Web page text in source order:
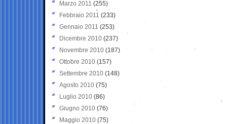
Marzo 2011 (255)
Febbraio 2011 (233)
Gennaio 2011 (253)
Dicembre 2010 (237)
Novembre 2010 (187)
Ottobre 2010 (157)
Settembre 2010 (148)
Agosto 2010 (75)
Luglio 2010 (86)
Giugno 2010 (76)
Maggio 2010 (75)